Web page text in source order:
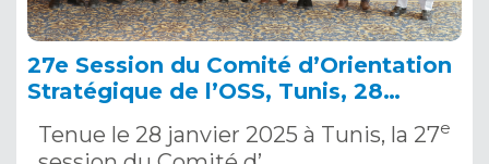
27e Session du Comité d’Orientation
Stratégique de l’OSS, Tunis, 28
Tenue le 28 janvier 2025 à Tunis, la 27e